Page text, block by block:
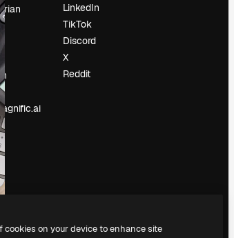
LinkedIn
TikTok
Discord
X
Reddit
cookies on your device to enhance site